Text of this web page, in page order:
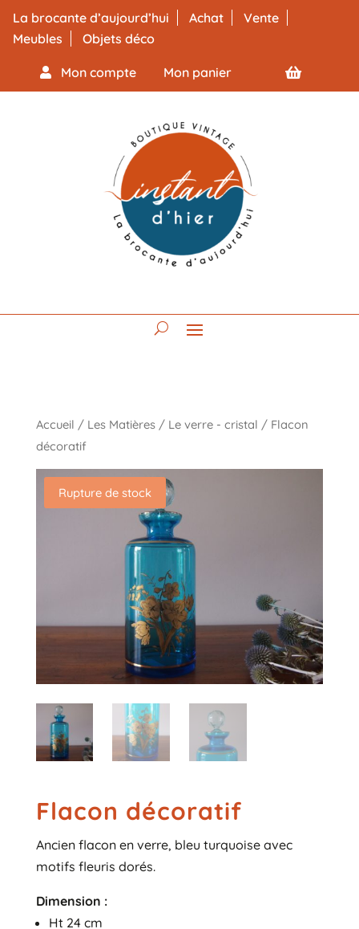
La brocante d’aujourd’hui Achat
Vente
Meubles
Objets déco
Mon compte Mon panier
Accueil / Les Matières/ Le verre - cristal / Flacon
décoratif
Flacon décoratif
Ancien flacon en verre, bleu turquoise avec
motifs fleuris dorés.
Dimension :
Ht 24 cm
Rupture de stock